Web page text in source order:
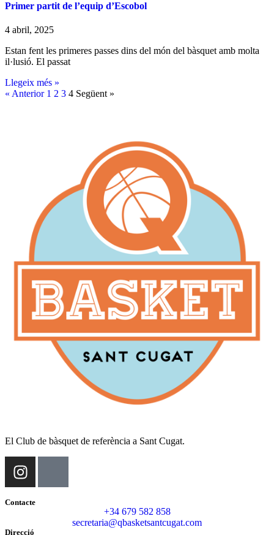
Primer partit de l’equip d’Escobol
4 abril, 2025
Estan fent les primeres passes dins del món del bàsquet amb molta
il·lusió. El passat
Llegeix més »
« Anterior 1 2 3 4 Següent »
El Club de bàsquet de referència a Sant Cugat.
Contacte
+34 679 582 858
secretaria@qbasketsantcugat.com
Direcció